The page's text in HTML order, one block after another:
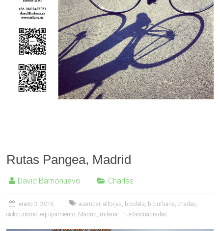
Rutas Pangea, Madrid
David Barrionuevo Charlas
enero 3, 2018 acampar,alforjas, bicicleta, biciurbana,charlas,
cicloturismo,equipamiento, Madrid , milana::, ruedascuadradas